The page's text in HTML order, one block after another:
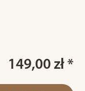
149,00 zł *